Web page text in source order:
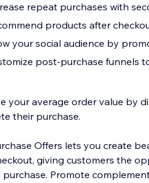
repeat purchases with
products after
your social audience by
post-purchase funnels
your average order value by
their purchase.
Offers lets you create
giving customers the
purchase. Promote